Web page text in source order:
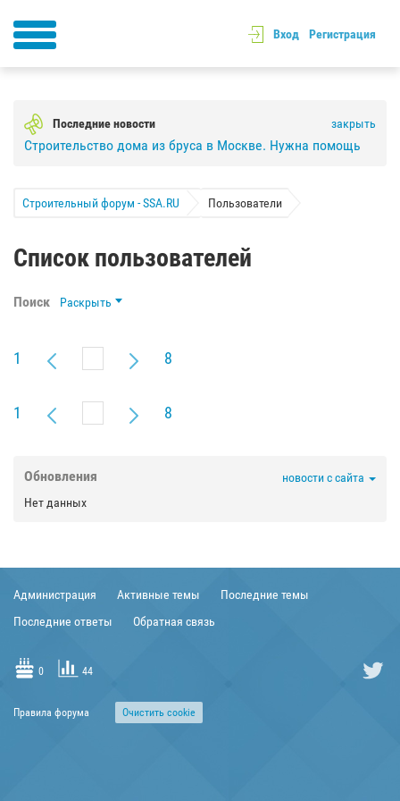
Вход Регистрация
Последние новости закрыть
Строительство дома из бруса в Москве. Нужна помощь
Строительный форум - SSA.RU Пользователи
Список пользователей
Поиск Раскрыть
1 8
1 8
Обновления
новости с сайта
Нет данных
Администрация Активные темы
Последние темы
Последние ответы
Обратная связь
0 44
Правила форума Очиcтить cookie